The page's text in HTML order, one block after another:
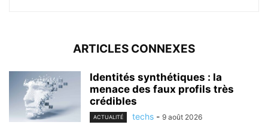
ARTICLES CONNEXES
Identités synthétiques : la
menace des faux profils très
crédibles
ACTUALITÉ techs - 9 août 2026